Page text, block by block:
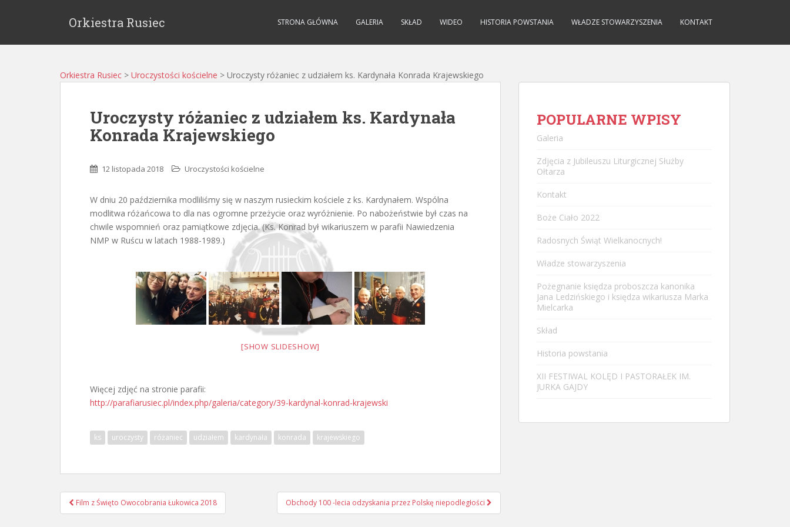
Orkiestra Rusiec STRONA GŁÓWNA GALERIA SKŁAD WIDEO HISTORIA POWSTANIA WŁADZE STOWARZYSZENIA KONTAKT
Orkiestra Rusiec > Uroczystości kościelne > Uroczysty różaniec z udziałem ks. Kardynała Konrada Krajewskiego
Uroczysty różaniec z udziałem ks. Kardynała
Konrada Krajewskiego
12 listopada 2018 Uroczystości kościelne
W dniu 20 października modliliśmy się w naszym rusieckim kościele z ks. Kardynałem. Wspólna
modlitwa różańcowa to dla nas ogromne przeżycie oraz wyróżnienie. Po nabożeństwie był czas na
chwile wspomnień oraz pamiątkowe zdjęcia. (Ks. Konrad był wikariuszem w parafii Nawiedzenia
NMP w Ruścu w latach 1988-1989.)
[SHOW SLIDESHOW]
Więcej zdjęć na stronie parafii:
http://parafiarusiec.pl/index.php/galeria/category/39-kardynal-konrad-krajewski
ks uroczysty różaniec udziałem kardynała konrada krajewskiego
Nawigacja
postu
Film z Święto Owocobrania Łukowica 2018 Obchody 100 -lecia odzyskania przez Polskę niepodległości
POPULARNE WPISY
Galeria
Zdjęcia z Jubileuszu Liturgicznej Służby
Ołtarza
Kontakt
Boże Ciało 2022
Radosnych Świąt Wielkanocnych!
Władze stowarzyszenia
Pożegnanie księdza proboszcza kanonika
Jana Ledzińskiego i księdza wikariusza Marka
Mielcarka
Skład
Historia powstania
XII FESTIWAL KOLĘD I PASTORAŁEK IM.
JURKA GAJDY